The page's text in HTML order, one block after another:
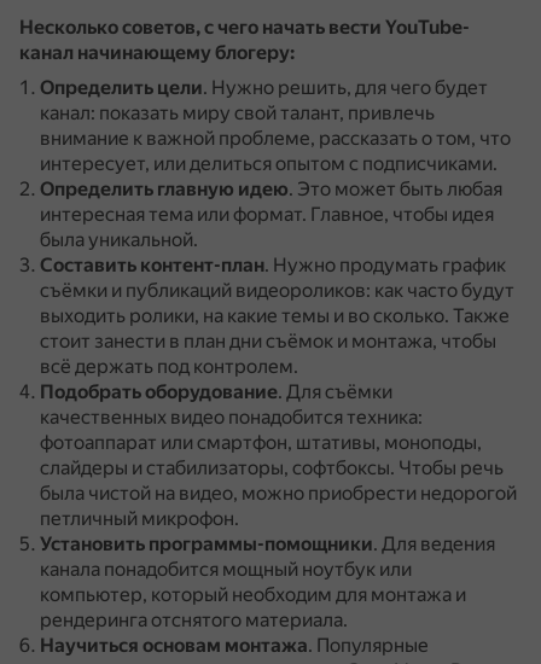
Несколько советов, с чего начать вести YouTube-
канал начинающему блогеру:
Определить цели. Нужно решить, для чего будет
канал: показать миру свой талант, привлечь
внимание к важной проблеме, рассказать о том, что
интересует, или делиться опытом с подписчиками.
Определить главную идею. Это может быть любая
интересная тема или формат. Главное, чтобы идея
была уникальной.
Составить контент-план. Нужно продумать график
съёмки и публикаций видеороликов: как часто будут
выходить ролики, на какие темы и во сколько. Также
стоит занести в план дни съёмок и монтажа, чтобы
всё держать под контролем.
Подобрать оборудование. Для съёмки
качественных видео понадобится техника:
фотоаппарат или смартфон, штативы, моноподы,
слайдеры и стабилизаторы, софтбоксы. Чтобы речь
была чистой на видео, можно приобрести недорогой
петличный микрофон.
Установить программы-помощники. Для ведения
канала понадобится мощный ноутбук или
компьютер, который необходим для монтажа и
рендеринга отснятого материала.
Научиться основам монтажа. Популярные